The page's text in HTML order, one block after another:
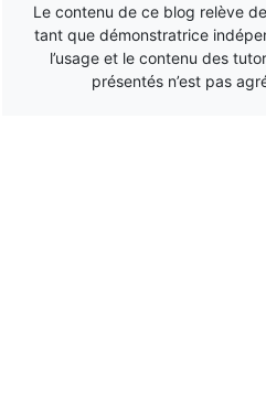
Le contenu de ce blog relève
tant que démonstratrice
l’usage et le contenu des
présentés n’est pas